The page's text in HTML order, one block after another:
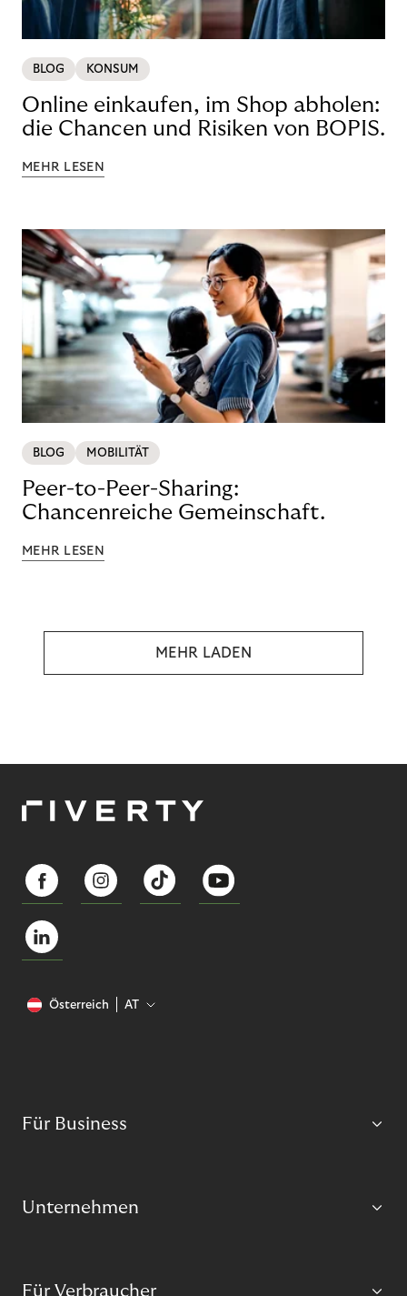
BLOG KONSUM
Online einkaufen, im Shop abholen:
die Chancen und Risiken von BOPIS.
MEHR LESEN
BLOG MOBILITÄT
Peer-to-Peer-Sharing:
Chancenreiche Gemeinschaft.
MEHR LESEN
MEHR LADEN
Österreich AT
Für Business
Unternehmen
Für Verbraucher